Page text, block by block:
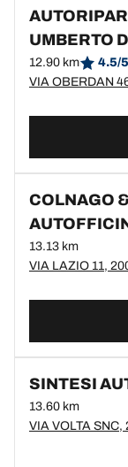
UMBERTO
12.90 km 4.5/5
VIA OBERDAN
COLNAGO
13.13 km
VIA LAZIO 11,
SINTESI
13.60 km
VIA VOLTA